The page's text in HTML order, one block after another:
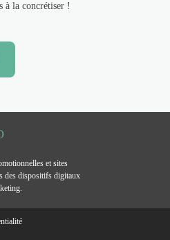
à la concrétiser !
et sites
des dispositifs digitaux